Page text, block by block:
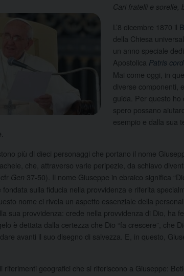
Cari fratelli e sorelle,
L’8 dicembre 1870 il
della Chiesa
un anno speciale
Apostolica Patris
Mai come oggi, in
diverse componenti,
guida. Per questo ho
spero possano
esempio e dalla sua
più di dieci personaggi che portano il nome
che, attraverso varie peripezie, da schiavo
Gen 37-50). Il nome Giuseppe in ebraico significa
fondata sulla fiducia nella provvidenza e riferita
nome ci rivela un aspetto essenziale della
sua provvidenza: crede nella provvidenza di Dio, ha
è dettata dalla certezza che Dio “fa crescere”, che
avanti il suo disegno di salvezza. E, in questo,
riferimenti geografici che si riferiscono a Giuseppe: